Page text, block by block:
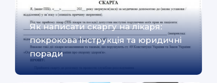
Як написати скаргу на лікаря:
покрокова інструкція та юридичні
поради